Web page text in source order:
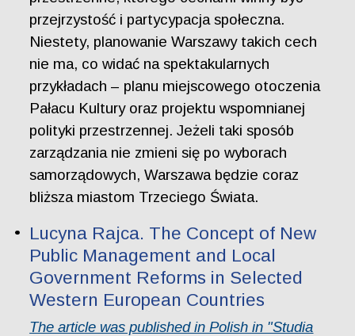
przejrzystość i partycypacja społeczna.
Niestety, planowanie Warszawy takich cech
nie ma, co widać na spektakularnych
przykładach – planu miejscowego otoczenia
Pałacu Kultury oraz projektu wspomnianej
polityki przestrzennej. Jeżeli taki sposób
zarządzania nie zmieni się po wyborach
samorządowych, Warszawa będzie coraz
bliższa miastom Trzeciego Świata.
Lucyna Rajca. The Concept of New
Public Management and Local
Government Reforms in Selected
Western European Countries
The article was published in Polish in "Studia